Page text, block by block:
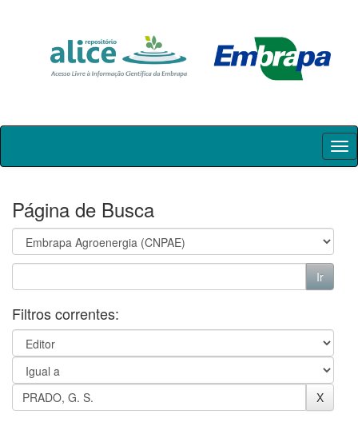
Skip
Página de Busca
Filtros correntes: